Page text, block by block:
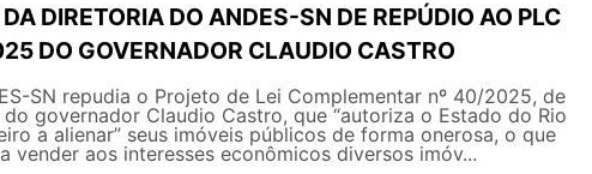
DIRETORIA DO ANDES-SN DE REPÚDIO AO PLC
DO GOVERNADOR CLAUDIO CASTRO
SN repudia o Projeto de Lei Complementar nº 40/2025, de
governador Claudio Castro, que “autoriza o Estado do Rio
a alienar” seus imóveis públicos de forma onerosa, o que
vender aos interesses econômicos diversos imóv...